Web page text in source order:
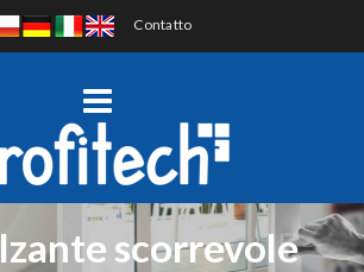
Contatto
scorrevole